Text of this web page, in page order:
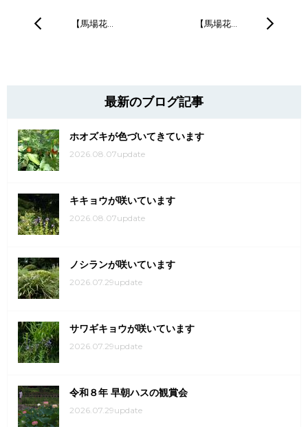
【馬場花… 【馬場花…
最新のブログ記事
ホオズキが色づいてきています
2026.08.07update
キキョウが咲いています
2026.08.07update
ノシランが咲いています
2026.07.29update
サワギキョウが咲いています
2026.07.29update
令和８年 早朝ハスの観賞会
2026.07.29update